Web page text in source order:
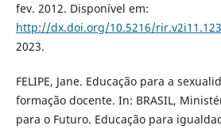
fev. 2012. Disponível em:
http://dx.doi.org/10.5216/
2023.
FELIPE, Jane. Educação para a
formação docente. In: BRASIL,
para o Futuro. Educação para